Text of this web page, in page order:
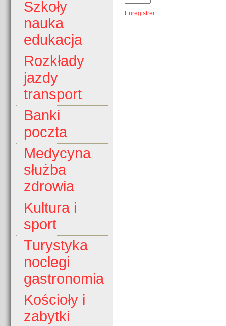
Szkoły
nauka
edukacja
Rozkłady
jazdy
transport
Banki
poczta
Medycyna
służba
zdrowia
Kultura i
sport
Turystyka
noclegi
gastronomia
Kościoły i
zabytki
Enregistrer